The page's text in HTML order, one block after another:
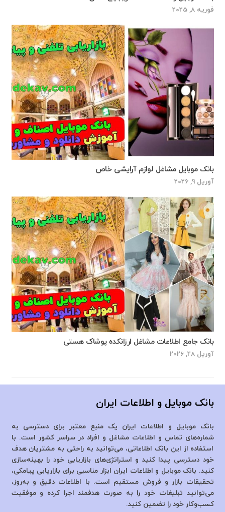
فوریه 8, 2025
بانک موبایل مشاغل لوازم آرایشی خاص
آوریل 9, 2026
بانک جامع اطلاعات مشاغل ارزانکده پوشاک هستی
آوریل 28, 2026
بانک موبایل و اطلاعات ایران
بانک موبایل و اطلاعات ایران یک منبع معتبر برای دسترسی به
شماره‌های تماس و اطلاعات مشاغل و افراد در سراسر کشور است. با
استفاده از این بانک اطلاعاتی، می‌توانید به راحتی به مشتریان هدف
خود دسترسی پیدا کنید و استراتژی‌های بازاریابی خود را بهینه‌سازی
کنید. بانک موبایل و اطلاعات ایران ابزار مناسبی برای بازاریابی پیامکی،
تحقیقات بازار و فروش مستقیم است. با اطلاعات دقیق و به‌روز،
می‌توانید تبلیغات خود را به صورت هدفمند اجرا کرده و موفقیت
کسب‌وکار خود را تضمین کنید.